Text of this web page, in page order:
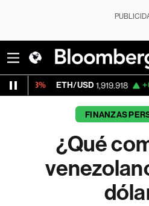
ETH/USD 1,919.918 +0.05% Visa
FINANZAS
¿Qué